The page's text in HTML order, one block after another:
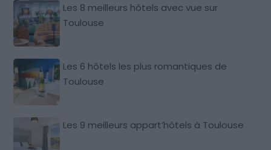
Les 8 meilleurs hôtels avec vue sur
Toulouse
Les 6 hôtels les plus romantiques de
Toulouse
Les 9 meilleurs appart’hôtels à Toulouse